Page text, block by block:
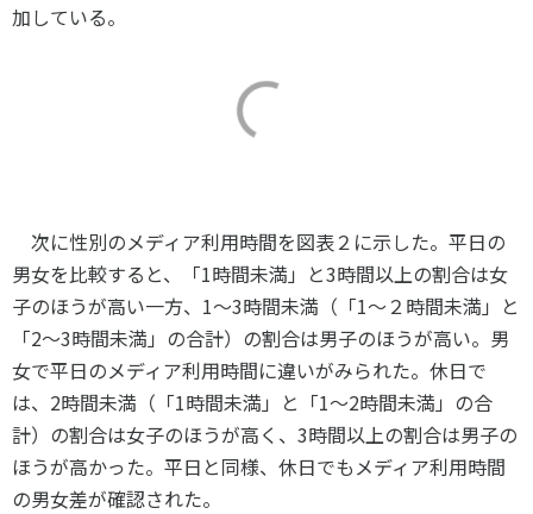
加している。
次に性別のメディア利用時間を図表２に示した。平日の
男女を比較すると、「1時間未満」と3時間以上の割合は女
子のほうが高い一方、 1～3時間未満（「1～２時間未満」と
「2～3時間未満」の合計）の割合は男子のほうが高い。男
女で平日のメディア利用時間に違いがみられた。休日で
は、 2時間未満（「1時間未満」と「1～2時間未満」の合
計）の割合は女子のほうが高く、 3時間以上の割合は男子の
ほうが高かった。平日と同様、休日でもメディア利用時間
の男女差が確認された。